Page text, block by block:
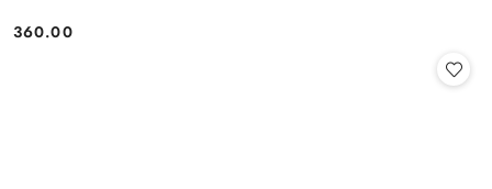
Cena:
360.00